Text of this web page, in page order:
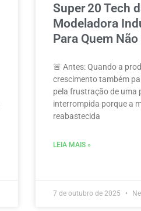
Super 20 Tech
Modeladora
Para Quem
🚨 Antes: Quando a
crescimento também
pela frustração de uma
interrompida porque a
reabastecida
LEIA MAIS »
7 de outubro de 2025